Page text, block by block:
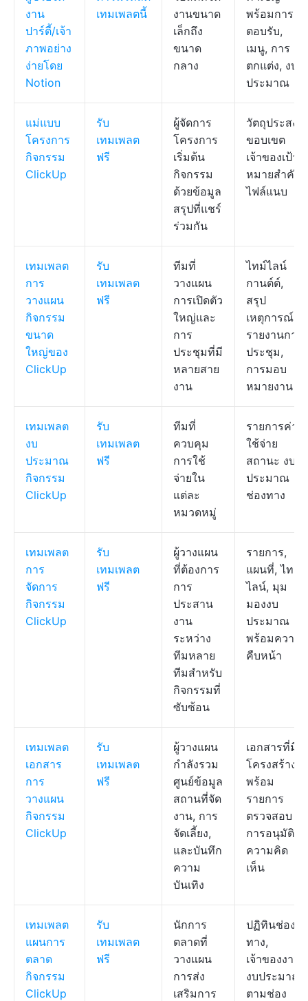
งาน
ปาร์ตี้/เจ้า
ภาพอย่าง
ง่ายโดย
Notion
เทมเพลตนี้
งานขนาด
เล็กถึง
ขนาด
กลาง
พร้อมการ
ตอบรับ,
เมนู, การ
ตกแต่ง, งบ
ประมาณ
แม่แบบ
โครงการ
กิจกรรม
ClickUp
รับ
เทมเพลต
ฟรี
ผู้จัดการ
โครงการ
เริ่มต้น
กิจกรรม
ด้วยข้อมูล
สรุปที่แชร์
ร่วมกัน
วัตถุประสงค์
ขอบเขต
เจ้าของเป้า
หมายสำคัญ
ไฟล์แนบ
เทมเพลต
การ
วางแผน
กิจกรรม
ขนาด
ใหญ่ของ
ClickUp
รับ
เทมเพลต
ฟรี
ทีมที่
วางแผน
การเปิดตัว
ใหญ่และ
การ
ประชุมที่มี
หลายสาย
งาน
ไทม์ไลน์
กานต์ต์,
สรุป
เหตุการณ์,
รายงานการ
ประชุม,
การมอบ
หมายงาน
เทมเพลต
งบ
ประมาณ
กิจกรรม
ClickUp
รับ
เทมเพลต
ฟรี
ทีมที่
ควบคุม
การใช้
จ่ายใน
แต่ละ
หมวดหมู่
รายการค่า
ใช้จ่าย
สถานะ งบ
ประมาณ
ช่องทาง
เทมเพลต
การ
จัดการ
กิจกรรม
ClickUp
รับ
เทมเพลต
ฟรี
ผู้วางแผน
ที่ต้องการ
การ
ประสาน
งาน
ระหว่าง
ทีมหลาย
ทีมสำหรับ
กิจกรรมที่
ซับซ้อน
รายการ,
แผนที่, ไทม์
ไลน์, มุม
มองงบ
ประมาณ
พร้อมความ
คืบหน้า
เทมเพลต
เอกสาร
การ
วางแผน
กิจกรรม
ClickUp
รับ
เทมเพลต
ฟรี
ผู้วางแผน
กำลังรวม
ศูนย์ข้อมูล
สถานที่จัด
งาน, การ
จัดเลี้ยง,
และบันทึก
ความ
บันเทิง
เอกสารที่มี
โครงสร้าง
พร้อม
รายการ
ตรวจสอบ
การอนุมัติ
ความคิด
เห็น
เทมเพลต
แผนการ
ตลาด
กิจกรรม
ClickUp
รับ
เทมเพลต
ฟรี
นักการ
ตลาดที่
วางแผน
การส่ง
เสริมการ
ปฏิทินช่อง
ทาง,
เจ้าของงาน,
งบประมาณ
ตามช่อง